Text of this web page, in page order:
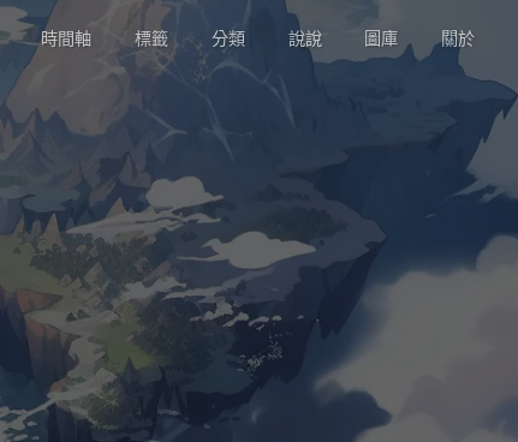
時間軸 標籤 分類 說說 圖庫 關於